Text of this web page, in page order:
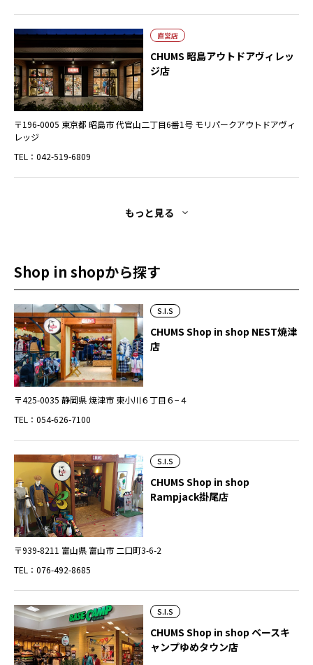
直営店
CHUMS 昭島アウトドアヴィレッ
ジ店
〒196-0005 東京都 昭島市 代官山二丁目6番1号 モリパークアウトドアヴィ
レッジ
TEL：042-519-6809
もっと見る
Shop in shopから探す
S.I.S
CHUMS Shop in shop NEST焼津
店
〒425-0035 静岡県 焼津市 東小川６丁目６−４
TEL：054-626-7100
S.I.S
CHUMS Shop in shop
Rampjack掛尾店
〒939-8211 富山県 富山市 二口町3-6-2
TEL：076-492-8685
S.I.S
CHUMS Shop in shop ベースキ
ャンプゆめタウン店